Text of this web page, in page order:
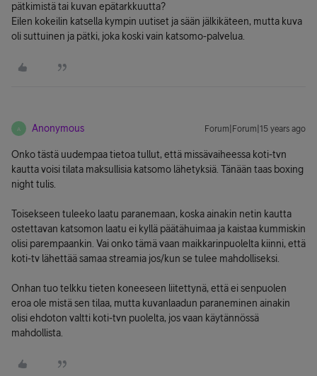
pätkimistä tai kuvan epätarkkuutta?
Eilen kokeilin katsella kympin uutiset ja sään jälkikäteen, mutta kuva
oli suttuinen ja pätki, joka koski vain katsomo-palvelua.
A Anonymous Forum|Forum|15 years ago
Onko tästä uudempaa tietoa tullut, että missävaiheessa koti-tvn
kautta voisi tilata maksullisia katsomo lähetyksiä. Tänään taas boxing
night tulis.
Toisekseen tuleeko laatu paranemaan, koska ainakin netin kautta
ostettavan katsomon laatu ei kyllä päätähuimaa ja kaistaa kummiskin
olisi parempaankin. Vai onko tämä vaan maikkarinpuolelta kiinni, että
koti-tv lähettää samaa streamia jos/kun se tulee mahdolliseksi.
Onhan tuo telkku tieten koneeseen liitettynä, että ei senpuolen
eroa ole mistä sen tilaa, mutta kuvanlaadun paraneminen ainakin
olisi ehdoton valtti koti-tvn puolelta, jos vaan käytännössä
mahdollista.